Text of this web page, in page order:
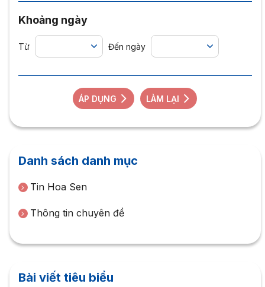
Khoảng ngày
Từ Đến ngày
ÁP DỤNG LÀM LẠI
Danh sách danh mục
Tin Hoa Sen
Thông tin chuyên đề
Bài viết tiêu biểu